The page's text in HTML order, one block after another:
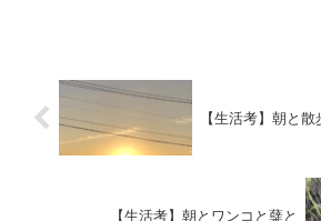
【生活考】朝と
【生活考】朝とワンコと蘖と